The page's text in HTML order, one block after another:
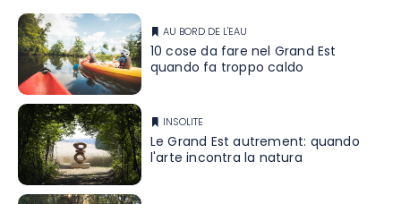
AU BORD DE L'EAU
10 cose da fare nel Grand Est
quando fa troppo caldo
INSOLITE
Le Grand Est autrement: quando
l'arte incontra la natura